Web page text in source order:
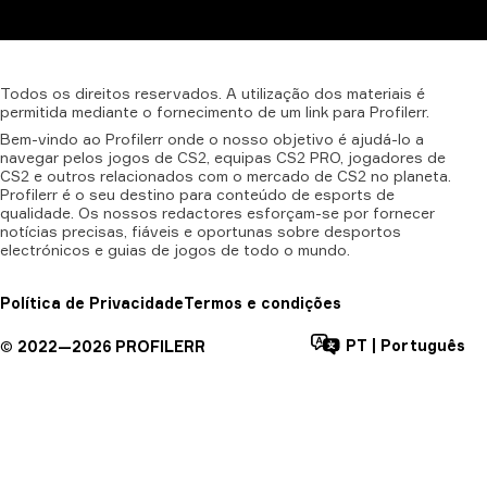
Todos os direitos reservados. A utilização dos materiais é
permitida mediante o fornecimento de um link para Profilerr.
Bem-vindo ao Profilerr onde o nosso objetivo é ajudá-lo a
navegar pelos jogos de CS2, equipas CS2 PRO, jogadores de
CS2 e outros relacionados com o mercado de CS2 no planeta.
Profilerr é o seu destino para conteúdo de esports de
qualidade. Os nossos redactores esforçam-se por fornecer
notícias precisas, fiáveis e oportunas sobre desportos
electrónicos e guias de jogos de todo o mundo.
Política de PrivacidadeTermos e condições
© 2022—2026 PROFILERR PT Português